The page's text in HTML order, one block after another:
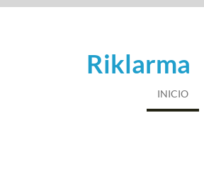
Saltar
Riklarma
INICIO